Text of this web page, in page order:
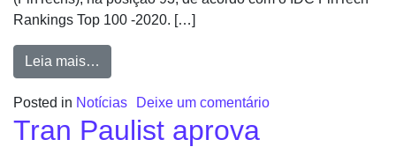
Rankings Top 100 -2020. […]
Leia mais…
Posted in Notícias Deixe um comentário
Tran Paulist aprova